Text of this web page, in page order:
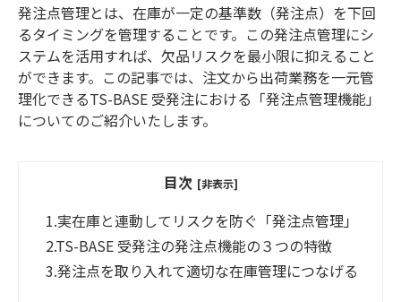
発注点管理とは、在庫が一定の基準数（発注点）を下回
るタイミングを管理することです。この発注点管理にシ
ステムを活用すれば、欠品リスクを最小限に抑えること
ができます。この記事では、注文から出荷業務を一元管
理化できるTS-BASE 受発注における「発注点管理機能」
についてのご紹介いたします。
目次 [非表示]
1.実在庫と連動してリスクを防ぐ「発注点管理」
2.TS-BASE 受発注の発注点機能の３つの特徴
3.発注点を取り入れて適切な在庫管理につなげる